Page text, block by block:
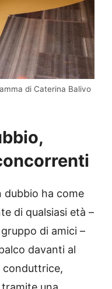
di Caterina Balivo
dubbio ha come
di qualsiasi età –
di amici –
davanti al
conduttrice,